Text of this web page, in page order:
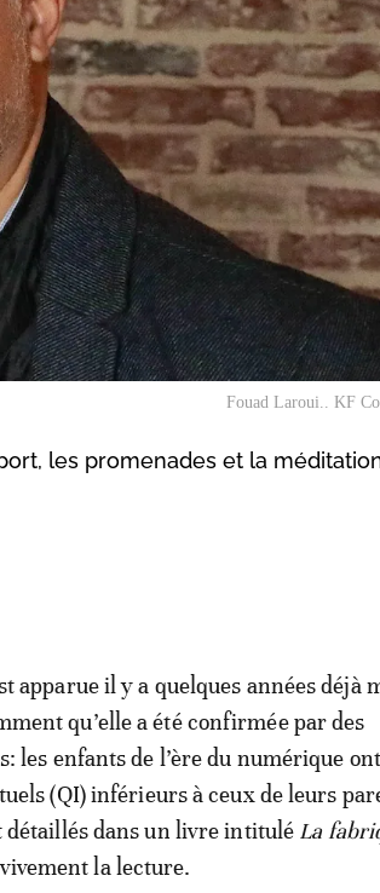
Fouad Laroui.. KF
les promenades et la
apparue il y a quelques années déjà
qu’elle a été confirmée par des
les enfants de l’ère du numérique
(QI) inférieurs à ceux de leurs
détaillés dans un livre intitulé La
la lecture.